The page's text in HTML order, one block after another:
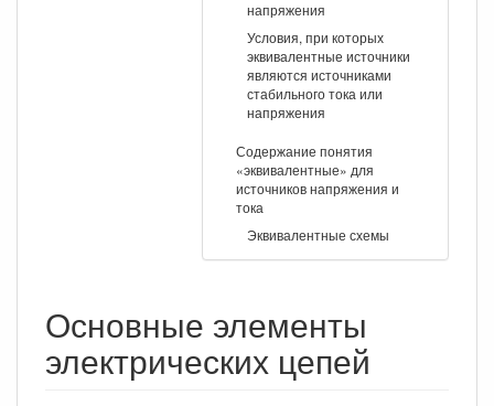
напряжения
Условия, при которых
эквивалентные источники
являются источниками
стабильного тока или
напряжения
Содержание понятия
«эквивалентные» для
источников напряжения и
тока
Эквивалентные схемы
Основные элементы
электрических цепей